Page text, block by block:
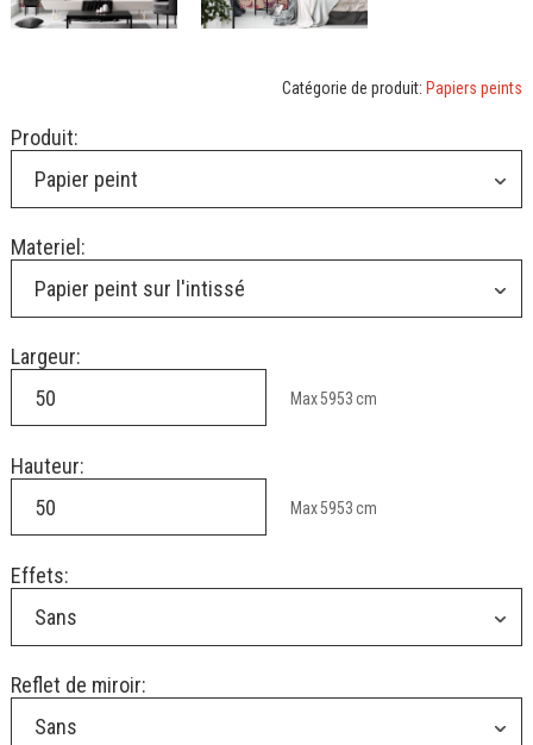
Catégorie de produit: Papiers peints
Produit:
Papier peint
Materiel:
Papier peint sur l'intissé
Largeur:
Max5953cm
Hauteur:
Max5953cm
Effets:
Sans
Reflet de miroir:
Sans